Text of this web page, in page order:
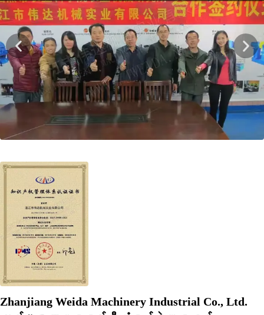
Zhanjiang Weida Machinery Industrial Co., Ltd.